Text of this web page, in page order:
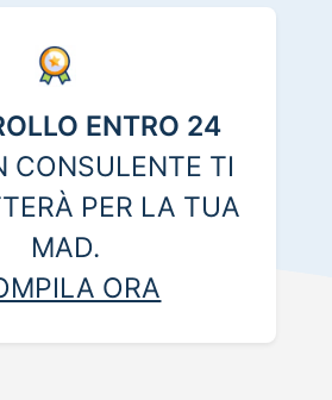
ENTRO 24
CONSULENTE TI
PER LA TUA
MAD.
ORA